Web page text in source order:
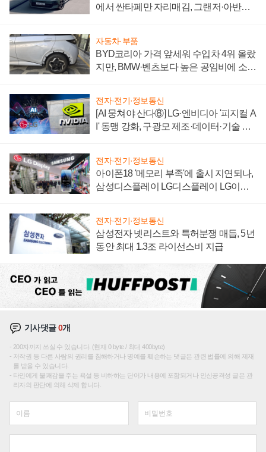
에서 싼타페만 자리매김, 그랜저·아반떼
자동차·부품
BYD코리아 가격 앞세워 수입차 4위 올랐
지만, BMW·벤츠보다 높은 공임비에 소비
전자·전기·정보통신
[AI 뭉쳐야 산다⑧] LG·엔비디아 '피지컬 A
I' 동맹 강화, 구광모 제조·데이터·기술 결
전자·전기·정보통신
아이폰18 '메모리 부족'에 출시 지연되나,
삼성디스플레이 LG디스플레이 LG이노
전자·전기·정보통신
삼성전자 넷리스트와 특허분쟁 매듭, 5년
동안 최대 1.3조 라이선스비 지급
기사댓글0개
200자까지 쓰실 수 있습니다. (현재 0 byte / 최대 400byte)
저작권 등 다른 사람의 권리를 침해하거나 명예를 훼손하는 댓글은 관련 법률에 의해 제재
를 받을 수 있습니다.
타인에게 불쾌감을 주는 욕설 등 비하하는 단어가 내용에 포함되거나 인신공격성 글은 관
리자의 판단에 의해 삭제 합니다.